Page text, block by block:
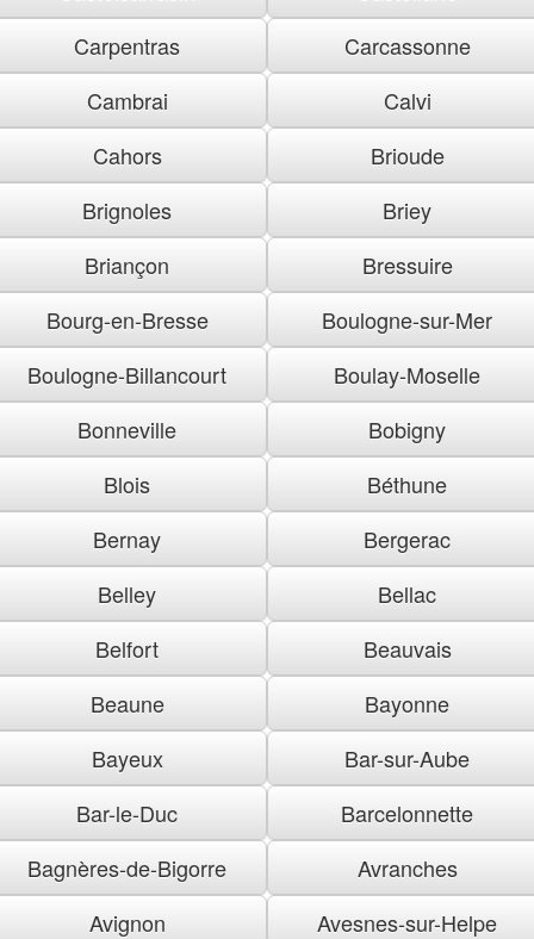
Carpentras
Carcassonne
Cambrai
Calvi
Cahors
Brioude
Brignoles
Briey
Briançon
Bressuire
Bourg-en-Bresse
Boulogne-sur-Mer
Boulogne-Billancourt
Boulay-Moselle
Bonneville
Bobigny
Blois
Béthune
Bernay
Bergerac
Belley
Bellac
Belfort
Beauvais
Beaune
Bayonne
Bayeux
Bar-sur-Aube
Bar-le-Duc
Barcelonnette
Bagnères-de-Bigorre
Avranches
Avignon
Avesnes-sur-Helpe